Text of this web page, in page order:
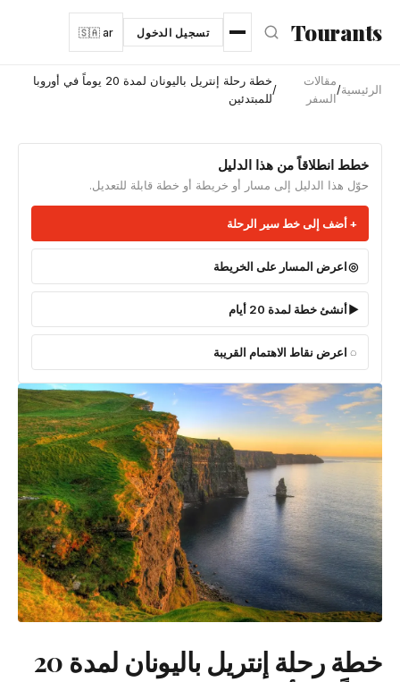
انتقل إلى المحتوى الرئيسي
Tourants تسجيل الدخول 🇸🇦 ar
الرئيسية/
مقالات
السفر
/
خطة رحلة إنتريل باليونان لمدة 20 يوماً في أوروبا
للمبتدئين
خطط انطلاقاً من هذا الدليل
حوّل هذا الدليل إلى مسار أو خريطة أو خطة قابلة للتعديل.
أضف إلى خط سير الرحلة
اعرض المسار على الخريطة
أنشئ خطة لمدة 20 أيام
اعرض نقاط الاهتمام القريبة
خطة رحلة إنتريل باليونان لمدة 20